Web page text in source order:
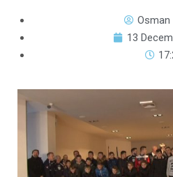
Osman
13